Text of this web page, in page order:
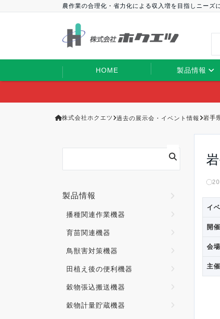
農作業の合理化・省力化による収入増を目指しニー
HOME 製品情報
株式会社ホクエツ 過去の展示会・イベント情報 岩手
イ
開
会
主
製品情報
播種関連作業機器
育苗関連機器
鳥獣害対策機器
田植え後の便利機器
穀物張込搬送機器
穀物計量貯蔵機器